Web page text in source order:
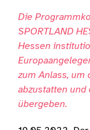
Die
SPORTLAND
Hessen
zum Anlass, um
abzustatten und
übergeben.